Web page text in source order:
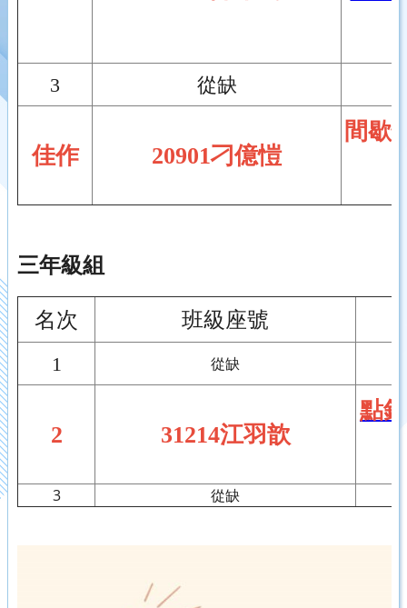
3 從缺
佳作 20901刁億愷
間歇
三年級組
名次 班級座號
1 從缺
2 31214江羽歆
點
3 從缺